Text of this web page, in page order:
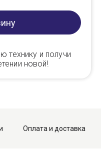
технику и получи
новой!
Оплата и доставка